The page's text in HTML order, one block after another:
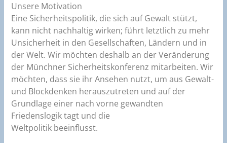
Unsere Motivation
Eine Sicherheitspolitik, die sich auf Gewalt stützt,
kann nicht nachhaltig wirken; führt letztlich zu mehr
Unsicherheit in den Gesellschaften, Ländern und in
der Welt. Wir möchten deshalb an der Veränderung
der Münchner Sicherheitskonferenz mitarbeiten. Wir
möchten, dass sie ihr Ansehen nutzt, um aus Gewalt-
und Blockdenken herauszutreten und auf der
Grundlage einer nach vorne gewandten
Friedenslogik tagt und die
Weltpolitik beeinflusst.